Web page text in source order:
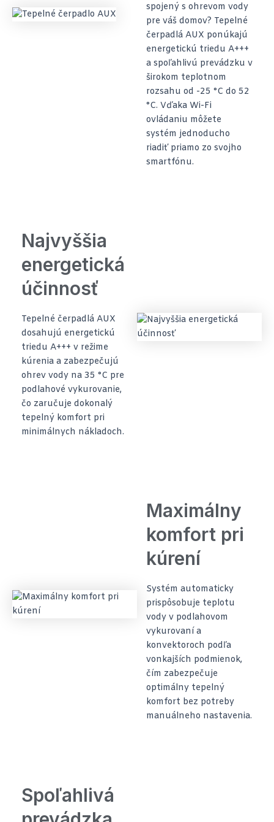
spojený s ohrevom vody
pre váš domov? Tepelné
čerpadlá AUX ponúkajú
energetickú triedu A+++
a spoľahlivú prevádzku v
širokom teplotnom
rozsahu od -25 °C do 52
°C. Vďaka Wi-Fi
ovládaniu môžete
systém jednoducho
riadiť priamo zo svojho
smartfónu.
Najvyššia
energetická
účinnosť
Tepelné čerpadlá AUX
dosahujú energetickú
triedu A+++ v režime
kúrenia a zabezpečujú
ohrev vody na 35 °C pre
podlahové vykurovanie,
čo zaručuje dokonalý
tepelný komfort pri
minimálnych nákladoch.
Maximálny
komfort pri
kúrení
Systém automaticky
prispôsobuje teplotu
vody v podlahovom
vykurovaní a
konvektoroch podľa
vonkajších podmienok,
čím zabezpečuje
optimálny tepelný
komfort bez potreby
manuálneho nastavenia.
Spoľahlivá